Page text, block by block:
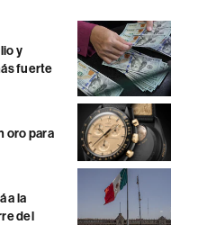
y
fuerte
oro para
a la
del